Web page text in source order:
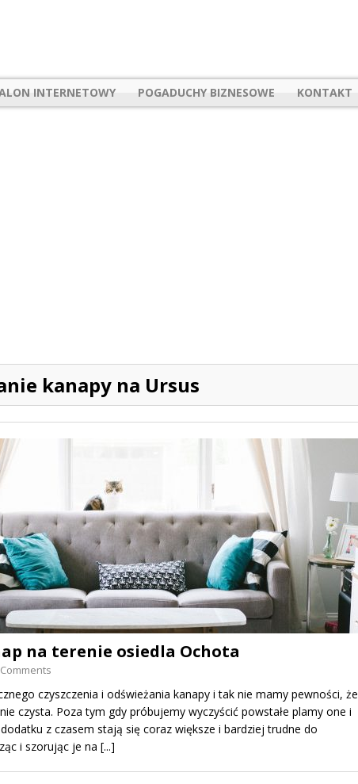
INTERNETOWY POGADUCHY BIZNESOWE KONTAKT
kanapy na Ursus
na terenie osiedla Ochota
czyszczenia i odświeżania kanapy i tak nie mamy pewności, że
czysta. Poza tym gdy próbujemy wyczyścić powstałe plamy one i
z czasem stają się coraz większe i bardziej trudne do
i szorując je na [...]